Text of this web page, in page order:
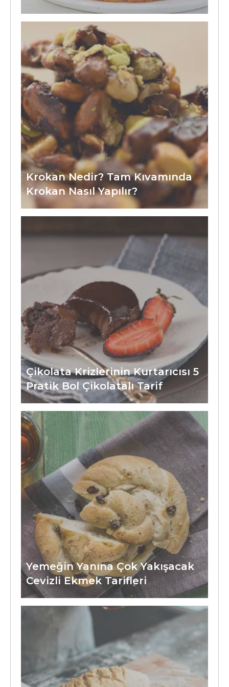
Krokan Nedir? Tam Kıvamında
Krokan Nasıl Yapılır?
Çikolata Krizlerinin Kurtarıcısı 5
Pratik Bol Çikolatalı Tarif
Yemeğin Yanına Çok Yakışacak
Cevizli Ekmek Tarifleri